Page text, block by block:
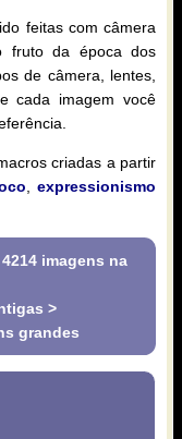
feitas com câmera
fruto da época dos
de câmera, lentes,
cada imagem você
criadas a partir
expressionismo
imagens na
>
grandes